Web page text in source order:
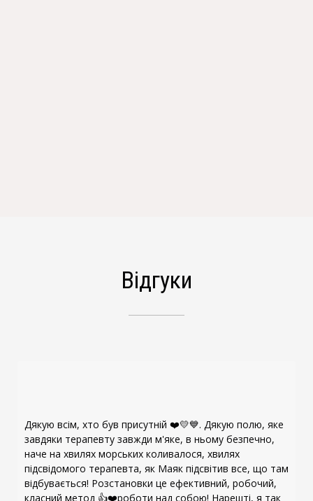
Відгуки
Дякую всім, хто був присутній ❤️💛💙. Дякую полю, яке
завдяки терапевту завжди м'яке, в ньому безпечно,
наче на хвилях морських коливалося, хвилях
підсвідомого терапевта, як Маяк підсвітив все, що там
відбувається! Розстановки це ефективний, робочий,
класний метод 👍❤️роботи над собою! Нарешті, я так